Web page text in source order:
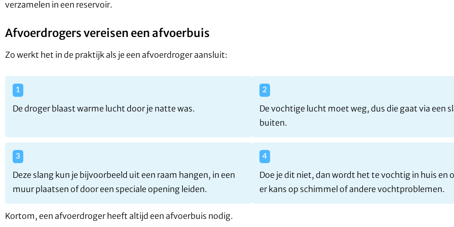
verzamelen in een reservoir.
Afvoerdrogers vereisen een afvoerbuis
Zo werkt het in de praktijk als je een afvoerdroger aansluit:
De droger blaast warme lucht door je natte was.
De vochtige lucht moet weg, dus die gaat via een
buiten.
Deze slang kun je bijvoorbeeld uit een raam hangen, in een
muur plaatsen of door een speciale opening leiden.
Doe je dit niet, dan wordt het te vochtig in huis en
er kans op schimmel of andere vochtproblemen.
Kortom, een afvoerdroger heeft altijd een afvoerbuis nodig.